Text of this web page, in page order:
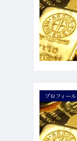
プロフィール